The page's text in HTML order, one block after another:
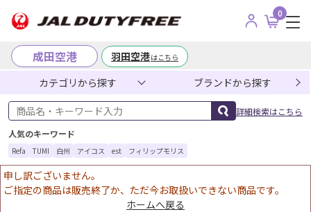
0
成田空港 羽田空港はこちら
カテゴリから探す ブランドから探す
商品名・キーワード入力
詳細検索はこちら
人気のキーワード
Refa TUMI 白州 アイコス est フィリップモリス
申し訳ございません。
ご指定の商品は販売終了か、ただ今お取扱いできない商品です。
ホームへ戻る